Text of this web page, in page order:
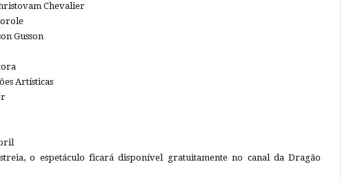
Chevalier
Gusson
Artísticas
o espetáculo ficará disponível gratuitamente no canal da Dragão